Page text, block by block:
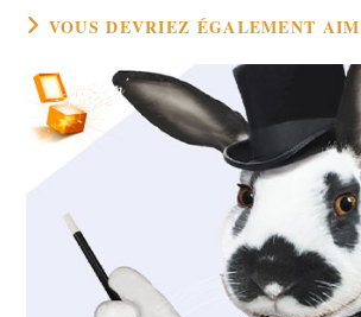
VOUS DEVRIEZ ÉGALEMENT